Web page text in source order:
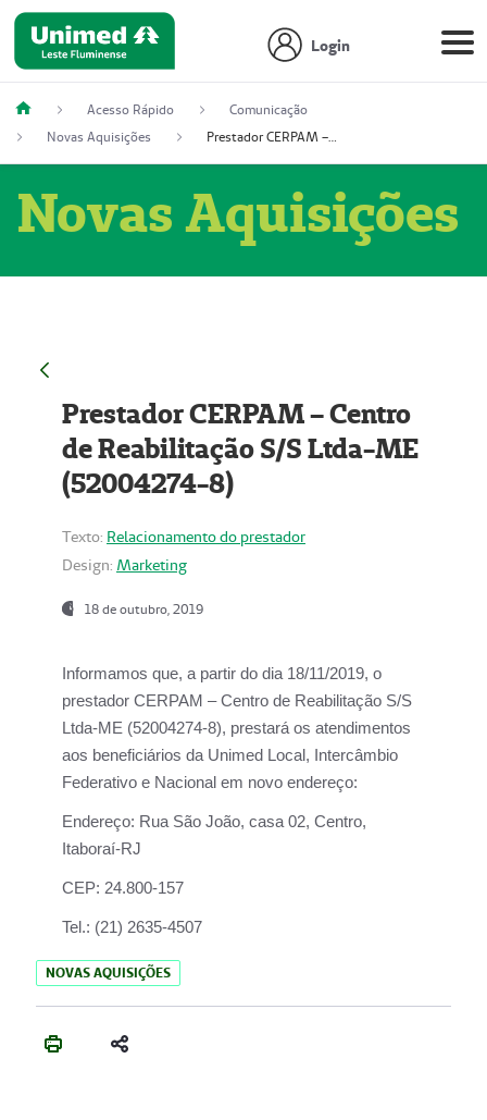
Login
Acesso Rápido
Comunicação
Novas Aquisições
Prestador CERPAM – Centro de Reabilitação S/S Ltda-ME (52004274-8)
Novas Aquisições
Prestador CERPAM – Centro
de Reabilitação S/S Ltda-ME
(52004274-8)
Texto: Relacionamento do prestador
Design: Marketing
18 de outubro, 2019
Informamos que, a partir do dia 18/11/2019, o
prestador CERPAM – Centro de Reabilitação S/S
Ltda-ME (52004274-8), prestará os atendimentos
aos beneficiários da Unimed Local, Intercâmbio
Federativo e Nacional em novo endereço:
Endereço: Rua São João, casa 02, Centro,
Itaboraí-RJ
CEP: 24.800-157
Tel.: (21) 2635-4507
NOVAS AQUISIÇÕES